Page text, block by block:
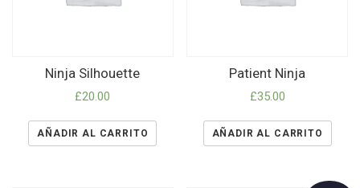
Ninja Silhouette
£20.00
AÑADIR AL CARRITO
Patient Ninja
£35.00
AÑADIR AL CARRITO